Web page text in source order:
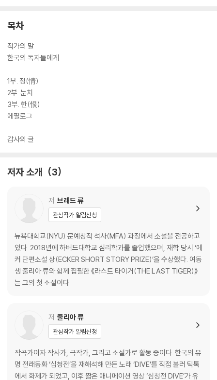
일제강점기 시절 조부모님의 실제 이야기에서 영감을 얻어
한인3세 남매 작가가 새로운 세계관으로 그려 낸 K-로맨스판타지
한 후 더 나은 미래를 꿈꾸며 1960년대에 미국으로 이민 간 조부모님의 운
명적인 사랑 이야기와 두 분이 함께 수많은 어려움을 극복해 낸 삶의 이야
기에서 영감을 얻어, 남매가 어린 시절부터 들어 왔던 한민족의 전통과 설
화, 역사를 바탕으로 소설을 쓰기로 결심했고, 몇 년에 걸친 작업 끝에 역
는 단어 ‘정(情)’, ‘눈치’, ‘한(恨)’을 각 부의 제목으로 사용했다. 책의 홍보
깨달은 조부모님의 아낌없는 사랑과 희생, 선조들의 훌륭한 유산에 대해,
그리고 역사소설이 아닌 로맨스-판타지소설을 쓴 이유에 대해 작가들은
“우리보다 더 혹독한 시대를 살았던 선조들의 강인함과 용기에 대한 기억
은 저희를 단단하게 붙들어 주는 힘입니다. 우리에게 삶의 좌표를 알려주
고, 우리 안에 불굴의 의지를 되새기게 하며, 혼란 속에서도 길을 찾을 수
있게 해 줄 뿐만 아니라 나아갈 방향도 가르쳐 줍니다. (중략)
수 있게 해 주고, 정치, 감정 그리고 영성 같은 것들이 기발한 상상력과 어
우러지면서 오락성과 교육성이 동전의 양면처럼 하나가 되게 해 줍니다.
간의 본성에 대해 독자 스스로 느끼고 사색하게 합니다. 또 저희는 우리 문
화의 진정성이 느껴지는 허구의 배경을 만들면서도 가족의 역사도 탐구하
목차
작가의 말
한국의 독자들에게
1부. 정(情)
2부. 눈치
3부. 한(恨)
에필로그
감사의 글
저자 소개 3
저 브래드 류
관심작가 알림신청
뉴욕대학교(NYU) 문예창작 석사(MFA) 과정에서 소설을 전공하고
있다. 2018년에 하버드대학교 심리학과를 졸업했으며, 재학 당시 ‘에
커 단편소설 상(ECKER SHORT STORY PRIZE)’을 수상했다. 여동
생 줄리아 류와 함께 집필한 《라스트 타이거(THE LAST TIGER)》
는 그의 첫 소설이다.
저 줄리아 류
관심작가 알림신청
작곡가이자 작사가, 극작가, 그리고 소설가로 활동 중이다. 한국의 유
명 전래동화 ‘심청전’을 재해석해 만든 노래 ‘DIVE’를 직접 불러 틱톡
에서 화제가 되었고, 이후 짧은 애니메이션 영상 ‘심청전 DIVE’가 유